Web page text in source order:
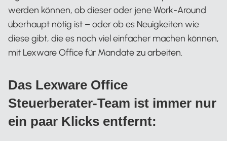
werden können, ob dieser oder jene Work-Around
überhaupt nötig ist – oder ob es Neuigkeiten wie
diese gibt, die es noch viel einfacher machen können,
mit Lexware Office für Mandate zu arbeiten.
Das Lexware Office
Steuerberater-Team ist immer nur
ein paar Klicks entfernt: